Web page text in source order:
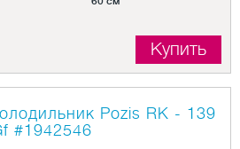
Купить
Pozis RK - 139
#1942546